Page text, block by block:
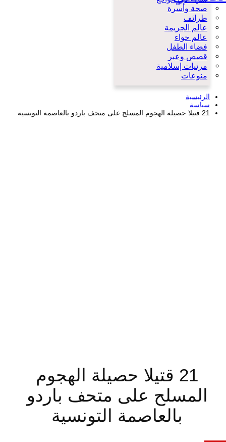
صحة وأسرة
طرائف
عالم الجريمة
عالم حواء
فضاء الطفل
قصص وعبر
مرئيات إسلامية
منوعات
الرئيسية
سياسة
21 قتيلا حصيلة الهجوم المسلح على متحف باردو بالعاصمة التونسية
21 قتيلا حصيلة الهجوم
المسلح على متحف باردو
بالعاصمة التونسية